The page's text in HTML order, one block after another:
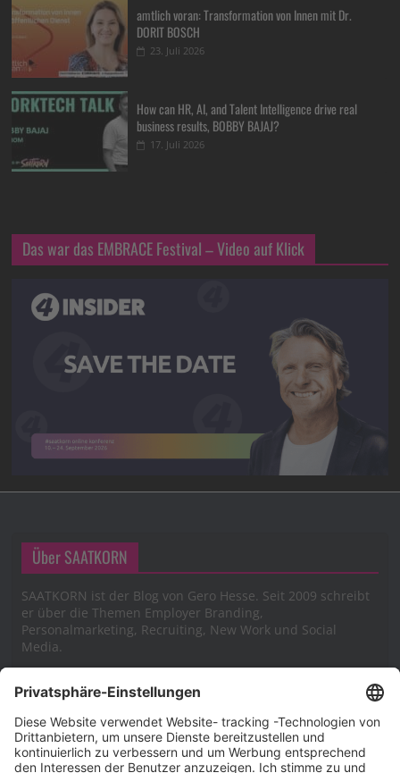
amtlich voran: Transformation von Innen mit Dr.
DORIT BOSCH
23. Juli 2026
How can HR, AI, and Talent Intelligence drive real
business results, BOBBY BAJAJ?
17. Juli 2026
Das war das EMBRACE Festival – Video auf Klick
Über SAATKORN
SAATKORN ist der Blog von Gero Hesse. Seit 2009 schreibt
er über die Themen Employer Branding,
Personalmarketing, Recruiting, New Work und Social
Media.
Impressum